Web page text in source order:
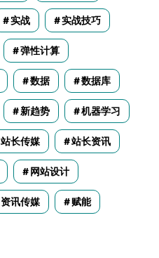
实战 实战技巧
弹性计算
数据 数据库
新趋势 机器学习
站长传媒 站长资讯
网站设计
资讯传媒 赋能